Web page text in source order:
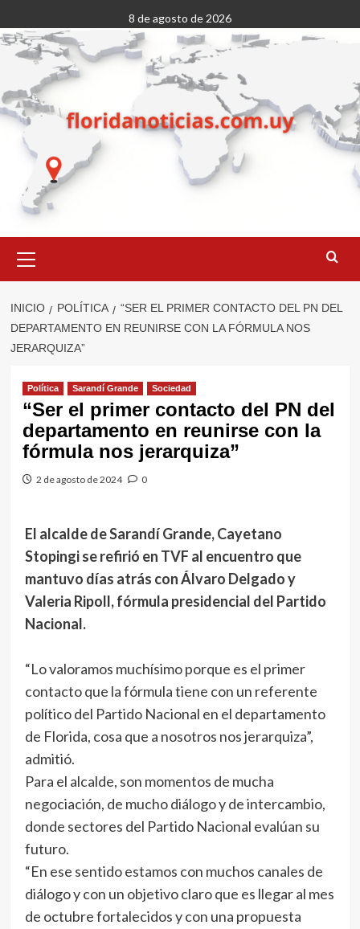
al
contenido
8 de agosto de 2026
primario
INICIO POLÍTICA
“SER EL PRIMER CONTACTO DEL PN DEL
DEPARTAMENTO EN REUNIRSE CON LA FÓRMULA NOS
JERARQUIZA”
Política Sarandí Grande Sociedad
“Ser el primer contacto del PN del
departamento en reunirse con la
fórmula nos jerarquiza”
2 de agosto de 2024 0
El alcalde de Sarandí Grande, Cayetano
Stopingi se refirió en TVF al encuentro que
mantuvo días atrás con Álvaro Delgado y
Valeria Ripoll, fórmula presidencial del Partido
Nacional.
“Lo valoramos muchísimo porque es el primer
contacto que la fórmula tiene con un referente
político del Partido Nacional en el departamento
de Florida, cosa que a nosotros nos jerarquiza”,
admitió.
Para el alcalde, son momentos de mucha
negociación, de mucho diálogo y de intercambio,
donde sectores del Partido Nacional evalúan su
futuro.
“En ese sentido estamos con muchos canales de
diálogo y con un objetivo claro que es llegar al mes
de octubre fortalecidos y con una propuesta